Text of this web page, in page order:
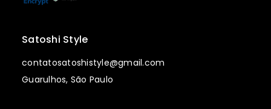
Satoshi Style
contatosatoshistyle@gmail.com
Guarulhos, São Paulo